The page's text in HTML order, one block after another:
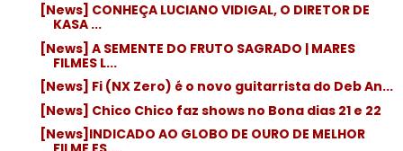
[News] CONHEÇA LUCIANO VIDIGAL, O DIRETOR DE
KASA ...
[News] A SEMENTE DO FRUTO SAGRADO | MARES
FILMES L...
[News] Fi (NX Zero) é o novo guitarrista do Deb An...
[News] Chico Chico faz shows no Bona dias 21 e 22
[News]INDICADO AO GLOBO DE OURO DE MELHOR